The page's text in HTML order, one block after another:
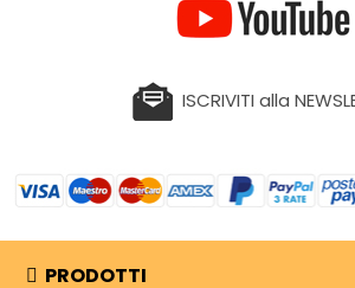
ISCRIVITI alla
PRODOTTI